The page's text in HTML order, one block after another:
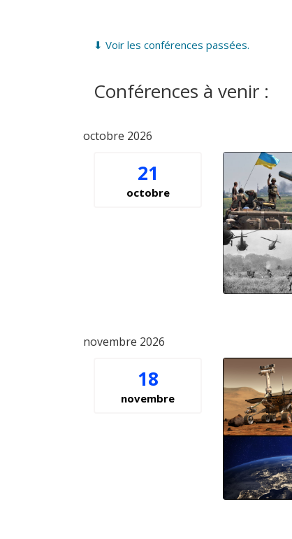
⬇ Voir les conférences passées.
Conférences à venir :
octobre 2026
21
octobre
novembre 2026
18
novembre